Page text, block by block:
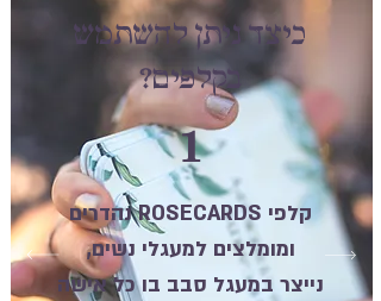
כיצד ניתן להשתמש
בקלפים?
1
קלפי ROSECARDS נהדרים
ומומלצים למעגלי נשים,
נייצר במעגל סבב בו כל אישה